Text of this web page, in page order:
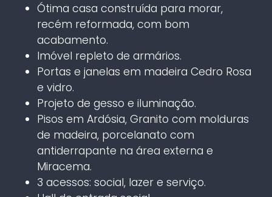
Ótima casa construída para morar,
recém reformada, com bom
acabamento.
Imóvel repleto de armários.
Portas e janelas em madeira Cedro Rosa
e vidro.
Projeto de gesso e iluminação.
Pisos em Ardósia, Granito com molduras
de madeira, porcelanato com
antiderrapante na área externa e
Miracema.
3 acessos: social, lazer e serviço.